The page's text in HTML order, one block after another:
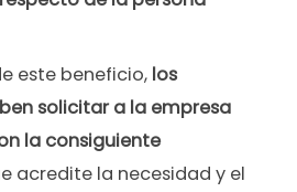
este beneficio, los
solicitar a la empresa
la consiguiente
acredite la necesidad y el